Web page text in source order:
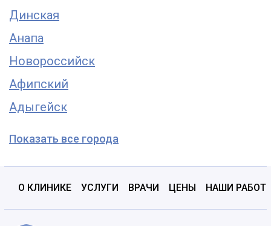
Динская
Анапа
Новороссийск
Афипский
Адыгейск
Показать все города
О КЛИНИКЕ УСЛУГИ ВРАЧИ ЦЕНЫ НАШИ